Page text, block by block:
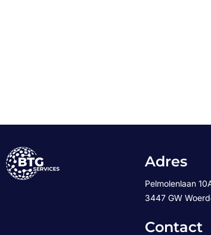
Adres
Pelmolenlaan
3447 GW
Contact